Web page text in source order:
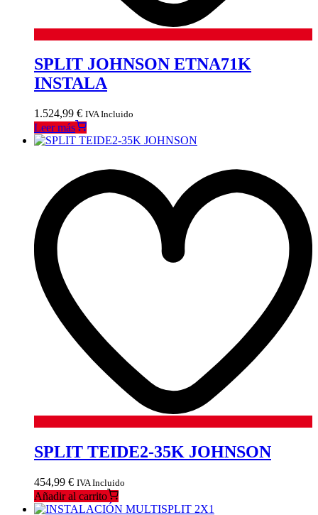
SPLIT JOHNSON ETNA71K
INSTALA
1.524,99 € IVA Incluido
Leer más
SPLIT TEIDE2-35K JOHNSON
454,99 € IVA Incluido
Añadir al carrito